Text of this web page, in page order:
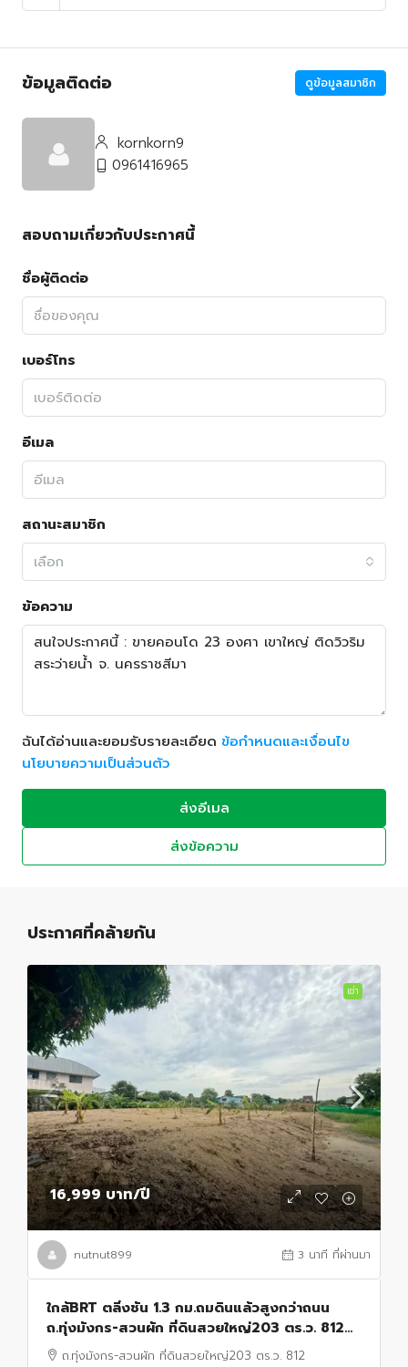
ข้อมูลติดต่อ ดูข้อมูลสมาชิก
kornkorn9
0961416965
สอบถามเกี่ยวกับประกาศนี้
ชื่อผู้ติดต่อ
เบอร์โทร
อีเมล
สถานะสมาชิก
เลือก
ข้อความ
ฉันได้อ่านและยอมรับรายละเอียด ข้อกำหนดและเงื่อนไข
นโยบายความเป็นส่วนตัว
ส่งอีเมล
ส่งข้อความ
ประกาศที่คล้ายกัน
เช่า
16,999 บาท/ปี
nutnut899 3 นาที ที่ผ่านมา
ใกล้BRT ตลิ่งชัน 1.3 กม.ถมดินแล้วสูงกว่าถนน
ถ.ทุ่งมังกร-สวนผัก ที่ดินสวยใหญ่203 ตร.ว. 812
ตร.ม. ต่อราชพฤกษ์ พุทธมณฑล สาย1สายใต้ใหม่ 1.6
ถ.ทุ่งมังกร-สวนผัก ที่ดินสวยใหญ่203 ตร.ว. 812